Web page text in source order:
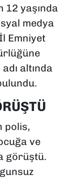
12 yaşında
medya
Emniyet
altında
polis,
ve
görüştü.